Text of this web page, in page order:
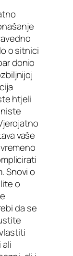
o sitnici
donio
htjeli
vaše
Snovi o
o
da se